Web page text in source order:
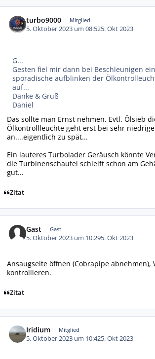
turbo9000 Mitglied
5. Oktober 2023 um 08:525. Okt 2023
G...
Gesten fiel mir dann bei Beschleunigen
sporadische aufblinken der
auf...
Danke & Gruß
Daniel
Das sollte man Ernst nehmen. Evtl. Ölsieb
Ölkontrollleuchte geht erst bei sehr
an....eigentlich zu spät...
Ein lauteres Turbolader Geräusch könnte
die Turbinenschaufel schleift schon am
gut...
Zitat
Gast Gast
5. Oktober 2023 um 10:295. Okt 2023
Ansaugseite öffnen (Cobrapipe abnehmen),
kontrollieren.
Zitat
Iridium Mitglied
5. Oktober 2023 um 10:425. Okt 2023